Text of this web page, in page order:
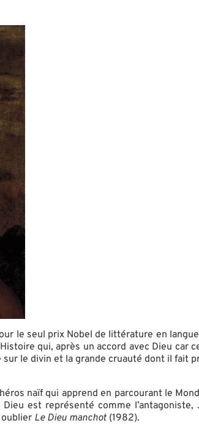
le seul prix Nobel de littérature en
qui, après un accord avec Dieu
le divin et la grande cruauté dont il fait
naïf qui apprend en parcourant le
Dieu est représenté comme
oublier Le Dieu manchot (1982).